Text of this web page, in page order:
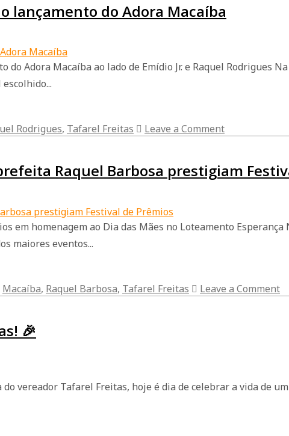
lançamento do Adora Macaíba
Adora Macaíba ao lado de Emídio Jr. e Raquel Rodrigues
Rodrigues, Tafarel Freitas
Leave a Comment
Raquel Barbosa prestigiam
em homenagem ao Dia das Mães no Loteamento
maiores eventos...
Macaíba, Raquel Barbosa, Tafarel Freitas
Leave a Comment
🎉
vereador Tafarel Freitas, hoje é dia de celebrar a vida de